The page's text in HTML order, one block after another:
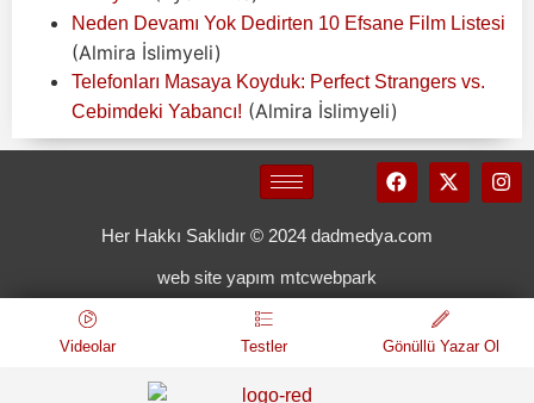
Neden Devamı Yok Dedirten 10 Efsane Film Listesi
(Almira İslimyeli)
Telefonları Masaya Koyduk: Perfect Strangers vs.
Cebimdeki Yabancı! (Almira İslimyeli)
Her Hakkı Saklıdır © 2024 dadmedya.com
web site yapım mtcwebpark
Videolar Testler Gönüllü Yazar Ol